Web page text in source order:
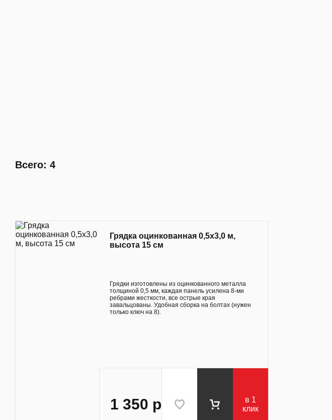
Всего: 4
Грядка оцинкованная 0,5х3,0 м,
высота 15 см
Грядки изготовлены из оцинкованного металла
толщиной 0,5 мм, каждая панель усилена 8-ми
ребрами жесткости, все острые края
завальцованы. Удобная сборка на болтах (нужен
только ключ на 8).
1 350 р
в 1
клик